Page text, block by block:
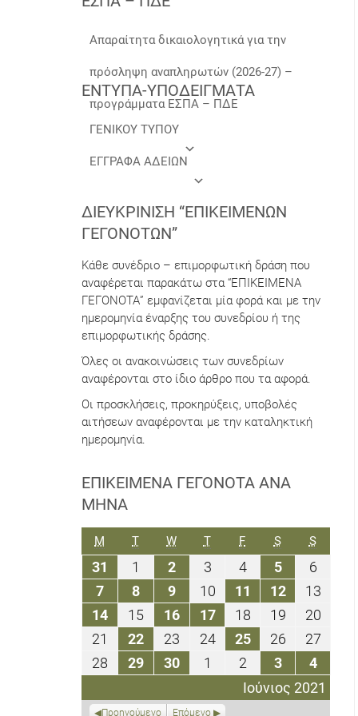
Απαραίτητα δικαιολογητικά για την
πρόσληψη αναπληρωτών (2026-27) –
προγράμματα ΕΣΠΑ – ΠΔΕ
ΕΝΤΥΠΑ-ΥΠΟΔΕΙΓΜΑΤΑ
ΓΕΝΙΚΟΥ ΤΥΠΟΥ
ΕΓΓΡΑΦΑ ΑΔΕΙΩΝ
ΔΙΕΥΚΡΊΝΙΣΗ “ΕΠΙΚΕΊΜΕΝΩΝ
ΓΕΓΟΝΌΤΩΝ”
Κάθε συνέδριο – επιμορφωτική δράση που
αναφέρεται παρακάτω στα “ΕΠΙΚΕΙΜΕΝΑ
ΓΕΓΟΝΟΤΑ” εμφανίζεται μία φορά και με την
ημερομηνία έναρξης του συνεδρίου ή της
επιμορφωτικής δράσης.
Όλες οι ανακοινώσεις των συνεδρίων
αναφέρονται στο ίδιο άρθρο που τα αφορά.
Οι προσκλήσεις, προκηρύξεις, υποβολές
αιτήσεων αναφέρονται με την καταληκτική
ημερομηνία.
ΕΠΙΚΕΊΜΕΝΑ ΓΕΓΟΝΌΤΑ ΑΝΆ
ΜΉΝΑ
Ιούνιος 2021
M ΔΕΥΤΈΡΑ
TΤΡΊΤΗWΤΕΤΆΡΤΗ
TΠΈΜΠΤΗ
FΠΑΡΑΣΚΕΥΉ
SΣΆΒΒΑΤΟ
SΚΥΡΙΑΚΉ
31
Μαΐου
2021
1
Ιουνίου
2021
22
Ιουνίου
2021
33
Ιουνίου
2021
44
Ιουνίου
2021
55
Ιουνίου
2021
66
Ιουνίου
2021
77
Ιουνίου
2021
88
Ιουνίου
2021
99
Ιουνίου
2021
1010
Ιουνίου
2021
11
Ιουνίου
2021
1212
Ιουνίου
2021
1313
2021
1414
Ιουνίου
2021
1515
Ιουνίου
2021
1616
Ιουνίου
2021
1717
Ιουνίου
2021
1818
Ιουνίου
2021
1919
Ιουνίου
2021
2020
Ιουνίου
2021
21
Ιουνίου
2021
2222
Ιουνίου
2021
23
Ιουνίου
2021
2424
Ιουνίου
2021
2525
Ιουνίου
2021
2626
Ιουνίου
2021
2727
Ιουνίου
2021
28
Ιουνίου
2929
Ιουνίου
3030
Ιουνίου
1
Ιουλίου
22
Ιουλίου
2021
33
Ιουλίου
2021
44
Ιουλίου
2021
Προηγούμενο Επόμενο